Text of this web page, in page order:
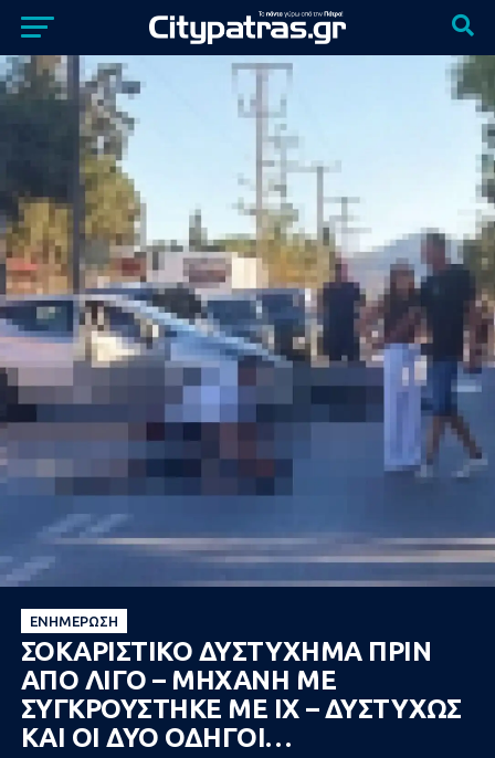
ΕΝΗΜΈΡΩΣΗ
ΣΟΚΑΡΙΣΤΙΚΟ ΔΥΣΤΥΧΗΜΑ ΠΡΙΝ
ΑΠΟ ΛΙΓΟ – ΜΗΧΑΝΗ ΜΕ
ΣΥΓΚΡΟΥΣΤΗΚΕ ΜΕ ΙΧ – ΔΥΣΤΥΧΩΣ
ΚΑΙ ΟΙ ΔΥΟ ΟΔΗΓΟΙ…